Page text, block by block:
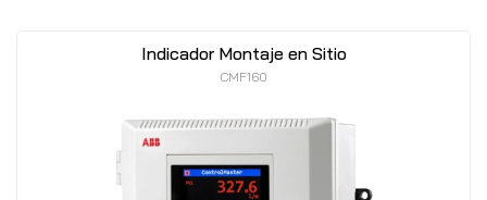
Indicador Montaje en Sitio
CMF160